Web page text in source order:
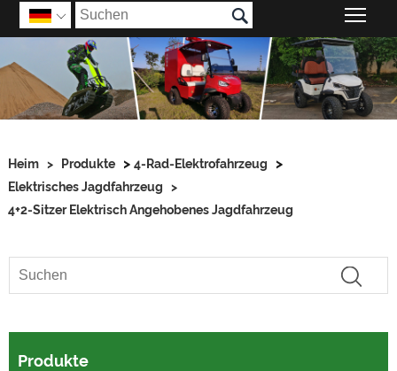
 
Heim > Produkte > 4-Rad-Elektrofahrzeug >
Elektrisches Jagdfahrzeug
>
4+2-Sitzer Elektrisch Angehobenes Jagdfahrzeug
Produkte